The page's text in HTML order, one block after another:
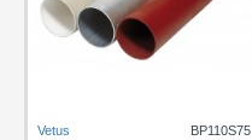
Vetus BP110S75